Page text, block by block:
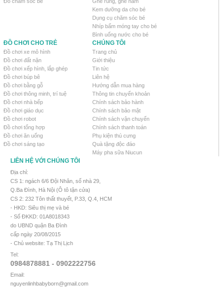
Kem dưỡng da cho bé
Dụng cụ chăm sóc bé
Nhíp bấm móng tay cho bé
Bình uống nước cho bé
ĐỒ CHƠI CHO TRẺ
Đồ chơi xe mô hình
Đồ chơi đất nặn
Đồ chơi xếp hình, lắp ghép
Đồ chơi búp bê
Đồ chơi bằng gỗ
Đồ chơi thông minh, trí tuệ
Đồ chơi nhà bếp
Đồ chơi giáo dục
Đồ chơi robot
Đồ chơi tổng hợp
Đồ chơi ăn uống
Đồ chơi sáng tạo
CHÚNG TÔI
Trang chủ
Giới thiệu
Tin tức
Liên hệ
Hướng dẫn mua hàng
Thông tin chuyển khoản
Chính sách bảo hành
Chính sách bảo mật
Chính sách vận chuyển
Chính sách thanh toán
Phụ kiện thú cưng
Quà tặng độc đáo
Máy pha sữa Niucun
LIÊN HỆ VỚI CHÚNG TÔI
Địa chỉ:
CS 1: ngách 6/6 Đội Nhân, số nhà 29,
Q.Ba Đình, Hà Nội (Ô tô tận cửa)
CS 2: 232 Tôn thất thuyết, P.33, Q.4, HCM
- HKD: Siêu thị mẹ và bé
- Số ĐKKD: 01A8018343
do UBND quận Ba Đình
cấp ngày 20/08/2015
- Chủ website: Tạ Thị Lịch
Tel:
0984878881 - 0902222756
Email:
nguyenlinhbabyborn@gmail.com